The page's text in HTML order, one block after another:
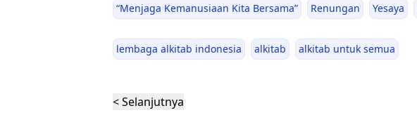
“Menjaga Kemanusiaan Kita Bersama” Renungan Yesaya
lembaga alkitab indonesia alkitab alkitab untuk semua
< Selanjutnya